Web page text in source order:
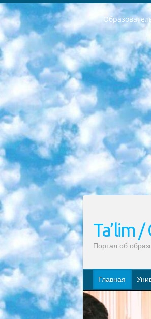
РЕСПУБЛИКА УЗБЕКИСТАН МИНИСТРЕРСТВО ДОШКОЛЬНОГО И ШКОЛЬНОГО ОБРАЗОВАНИЯ КОМАНДА в общеобразовательных учреждениях в 2023-2024 учебном году организация и проведение итоговой государственной аттестации обучающихся о Министра дошкольного и школьного образования Республики Узбекистан от 4 марта 2008 года (постановлением Минюста от 20 марта 2008 года № 1778 государственной регистрации) «Итоговое состояние учащихся общего среднего образования на основании положения об утверждении положения об аттестации общего среднего образования выпускной экзамен студентов в образовательных учреждениях в 2023-2024 учебном году В целях организации и прохождения аттестации приказываю: 1. Следующее: перечень предметов, по которым будет проводиться итоговая государственная аттестация и экзамен формы перевода согласно приложению 1; сертификаты международного образца, оценивающие уровень владения иностранными языками перечень согласно
Ta’lim
Портал об
Главная